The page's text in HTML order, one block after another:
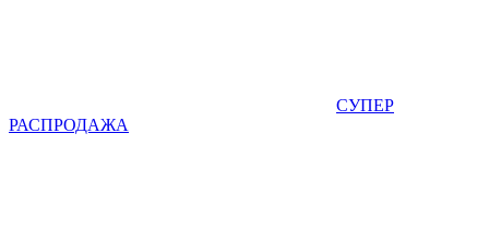
СУПЕР
РАСПРОДАЖА